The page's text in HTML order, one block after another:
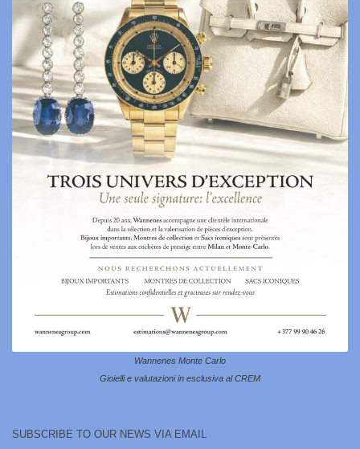
Wannenes Monte Carlo
Gioielli e valutazioni in esclusiva al CREM
SUBSCRIBE TO OUR NEWS VIA EMAIL